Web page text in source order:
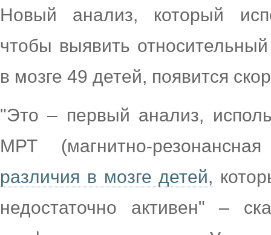
Новый анализ, который
чтобы выявить
в мозге 49 детей, появится
"Это – первый анализ,
МРТ (магнитно-
различия в мозге детей,
недостаточно активен" –